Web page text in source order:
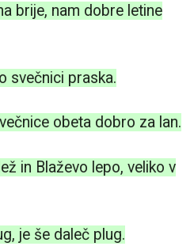
brije, nam dobre letine
svečnici praska.
obeta dobro za lan.
in Blaževo lepo, veliko v
je še daleč plug.